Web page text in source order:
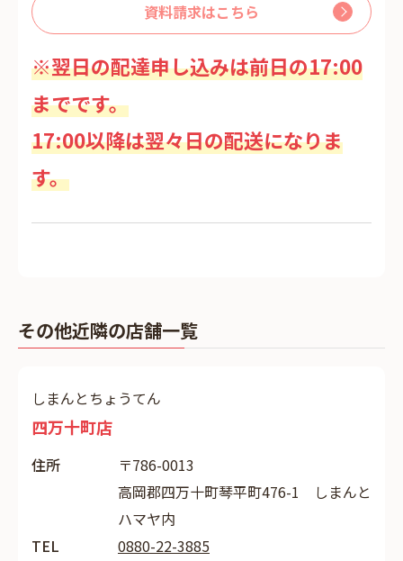
資料請求はこちら
※翌日の配達申し込みは前日の17:00
までです。
17:00以降は翌々日の配送になりま
す。
その他近隣の店舗一覧
しまんとちょうてん
四万十町店
住所
〒786-0013
高岡郡四万十町琴平町476-1 しまんと
ハマヤ内
TEL
0880-22-3885